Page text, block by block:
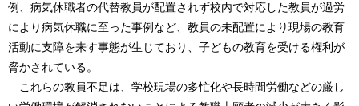
例、病気休職者の代替教員が配置されず校内で対応した教員が過労
により病気休職に至った事例など、教員の未配置により現場の教育
活動に支障を来す事態が生じており、子どもの教育を受ける権利が
脅かされている。
これらの教員不足は、学校現場の多忙化や長時間労働などの厳し